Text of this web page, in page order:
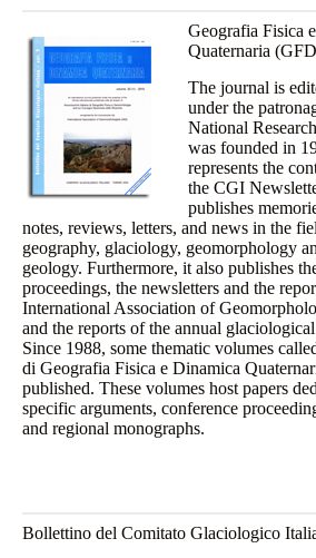
Geografia Fisica
Quaternaria
The journal is
under the
National
was founded in
represents the
the CGI
publishes
notes, reviews, letters, and news in the
geography, glaciology, geomorphology
geology. Furthermore, it also publishes
proceedings, the newsletters and the
International Association of
and the reports of the annual
Since 1988, some thematic volumes
di Geografia Fisica e Dinamica
published. These volumes host papers
specific arguments, conference
and regional monographs.
Bollettino del Comitato Glaciologico